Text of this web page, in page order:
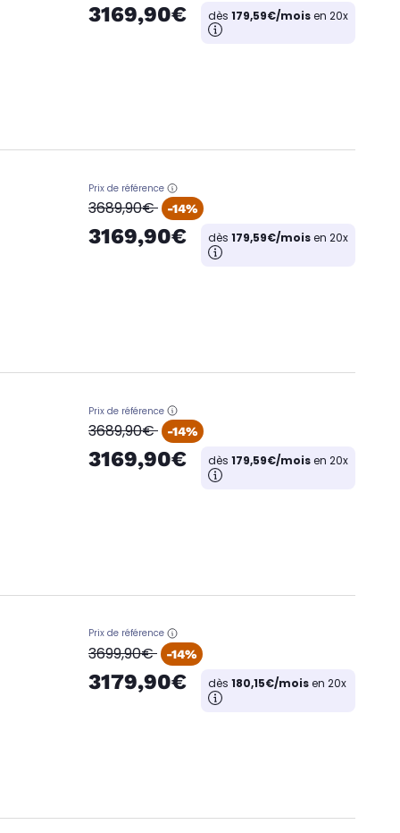
3169,90€ dès 179,59€/moisen 20x
Prix de référence
oldPrice
3689,90€ -14%
3169,90€ dès 179,59€/moisen 20x
Prix de référence
oldPrice
3689,90€ -14%
3169,90€ dès 179,59€/moisen 20x
Prix de référence
oldPrice
3699,90€ -14%
3179,90€ dès 180,15€/moisen 20x